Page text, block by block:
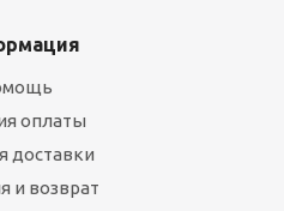
оплаты
доставки
и возврат